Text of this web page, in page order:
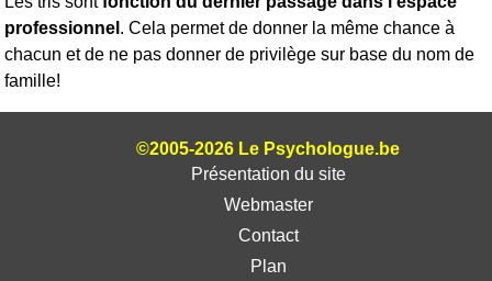
professionnel . Cela permet de donner la même chance à
chacun et de ne pas donner de privilège sur base du nom de
famille!
©2005-2026 Le Psychologue.be
Présentation du site
Webmaster
Contact
Plan